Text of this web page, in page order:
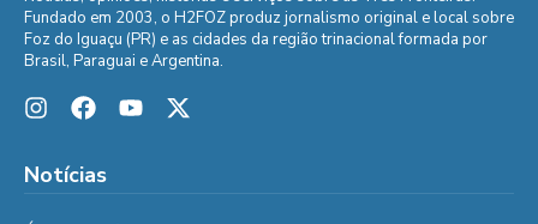
Fundado em 2003, o H2FOZ produz jornalismo original e local sobre
Foz do Iguaçu (PR) e as cidades da região trinacional formada por
Brasil, Paraguai e Argentina.
Notícias